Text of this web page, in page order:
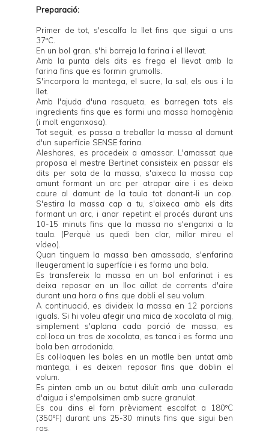
Preparació:
Primer de tot, s'escalfa la llet fins que sigui a uns
37ºC.
En un bol gran, s'hi barreja la farina i el llevat.
Amb la punta dels dits es frega el llevat amb la
farina fins que es formin grumolls.
S'incorpora la mantega, el sucre, la sal, els ous i la
llet.
Amb l'ajuda d'una rasqueta, es barregen tots els
ingredients fins que es formi una massa homogènia
(i molt enganxosa).
Tot seguit, es passa a treballar la massa al damunt
d'un superfície SENSE farina.
Aleshores, es procedeix a amassar. L'amassat que
proposa el mestre Bertinet consisteix en passar els
dits per sota de la massa, s'aixeca la massa cap
amunt formant un arc per atrapar aire i es deixa
caure al damunt de la taula tot donant-li un cop.
S'estira la massa cap a tu, s'aixeca amb els dits
formant un arc, i anar repetint el procés durant uns
10-15 minuts fins que la massa no s'enganxi a la
taula. (Perquè us quedi ben clar, millor mireu el
vídeo).
Quan tinguem la massa ben amassada, s'enfarina
lleugerament la superfície i es forma una bola.
Es transfereix la massa en un bol enfarinat i es
deixa reposar en un lloc aïllat de corrents d'aire
durant una hora o fins que dobli el seu volum.
A continuació, es divideix la massa en 12 porcions
iguals. Si hi voleu afegir una mica de xocolata al mig,
simplement s'aplana cada porció de massa, es
col·loca un tros de xocolata, es tanca i es forma una
bola ben arrodonida.
Es col·loquen les boles en un motlle ben untat amb
mantega, i es deixen reposar fins que doblin el
volum.
Es pinten amb un ou batut diluït amb una cullerada
d'aigua i s'empolsimen amb sucre granulat.
Es cou dins el forn prèviament escalfat a 180ºC
(350ºF) durant uns 25-30 minuts fins que sigui ben
ros.